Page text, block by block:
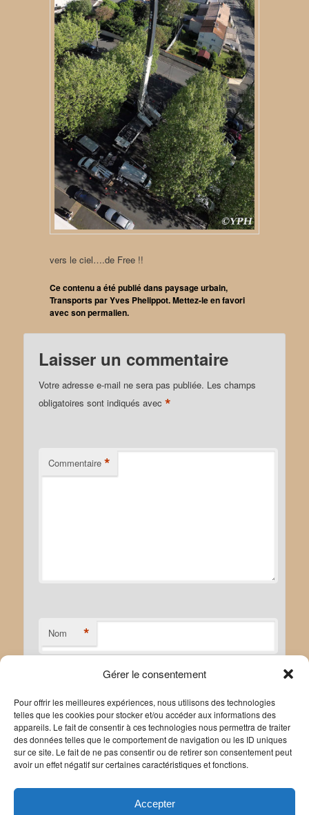
Gérer le consentement
Pour offrir les meilleures expériences, nous utilisons des technologies
telles que les cookies pour stocker et/ou accéder aux informations des
appareils. Le fait de consentir à ces technologies nous permettra de traiter
des données telles que le comportement de navigation ou les ID uniques
sur ce site. Le fait de ne pas consentir ou de retirer son consentement peut
avoir un effet négatif sur certaines caractéristiques et fonctions.
Accepter
vers le ciel….de Free !!
Ce contenu a été publié danspaysage urbain,
TransportsparYves Phelippot. Mettez-le en favori
avec sonpermalien.
Laisser un commentaire
Votre adresse e-mail ne sera pas publiée. Les champs
obligatoires sont indiqués avec*
Commentaire *
Nom *
E-mail *
Site web